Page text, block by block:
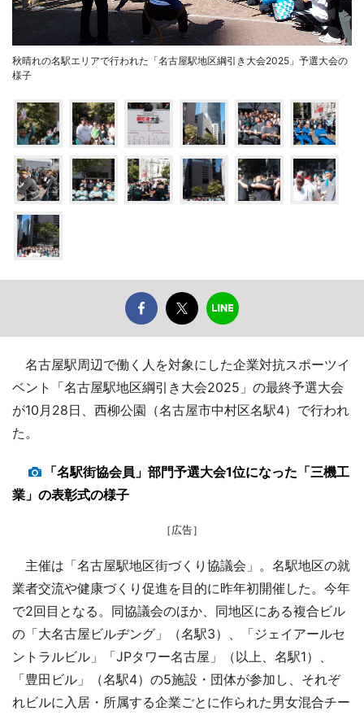
秋晴れの名駅エリアで行われた「名古屋駅地区綱引き大会2025」予選大会の
様子
名古屋駅周辺で働く人を対象にした企業対抗スポーツイ
ベント「名古屋駅地区綱引き大会2025」の最終予選大会
が10月28日、西柳公園（名古屋市中村区名駅4）で行われ
た。
「名駅街協会員」部門予選大会1位になった「三機工
業」の表彰式の様子
［広告］
主催は「名古屋駅地区街づくり協議会」。名駅地区の就
業者交流や健康づくり促進を目的に昨年初開催した。今年
で2回目となる。同協議会のほか、同地区にある複合ビル
の「大名古屋ビルヂング」（名駅3）、「ジェイアールセ
ントラルビル」「JPタワー名古屋」（以上、名駅1）、
「豊田ビル」（名駅4）の5施設・団体が参加し、それぞ
れビルに入居・所属する企業ごとに作られた男女混合チー